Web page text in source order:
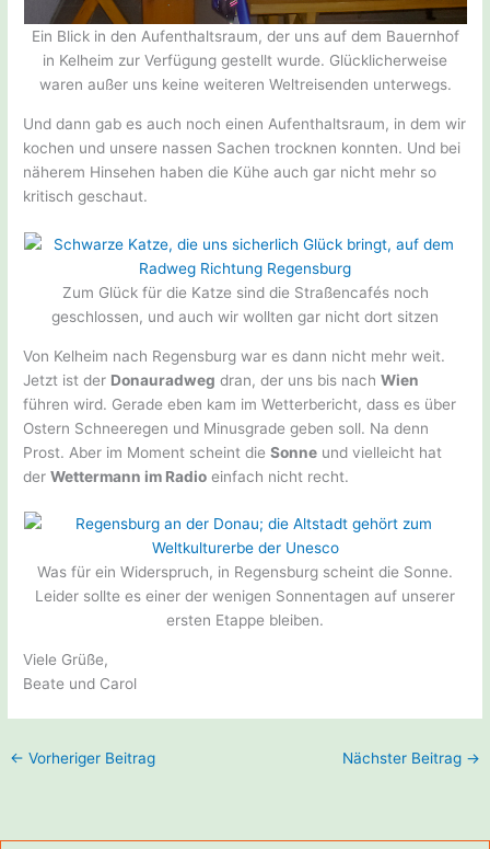
Ein Blick in den Aufenthaltsraum, der uns auf dem Bauernhof
in Kelheim zur Verfügung gestellt wurde. Glücklicherweise
waren außer uns keine weiteren Weltreisenden unterwegs.
Und dann gab es auch noch einen Aufenthaltsraum, in dem wir
kochen und unsere nassen Sachen trocknen konnten. Und bei
näherem Hinsehen haben die Kühe auch gar nicht mehr so
kritisch geschaut.
Zum Glück für die Katze sind die Straßencafés noch
geschlossen, und auch wir wollten gar nicht dort sitzen
Von Kelheim nach Regensburg war es dann nicht mehr weit.
Jetzt ist der Donauradweg dran, der uns bis nachWien
führen wird. Gerade eben kam im Wetterbericht, dass es über
Ostern Schneeregen und Minusgrade geben soll. Na denn
Prost. Aber im Moment scheint dieSonne und vielleicht hat
derWettermann im Radio einfach nicht recht.
Was für ein Widerspruch, in Regensburg scheint die Sonne.
Leider sollte es einer der wenigen Sonnentagen auf unserer
ersten Etappe bleiben.
Viele Grüße,
Beate und Carol
← Vorheriger Beitrag Nächster Beitrag →